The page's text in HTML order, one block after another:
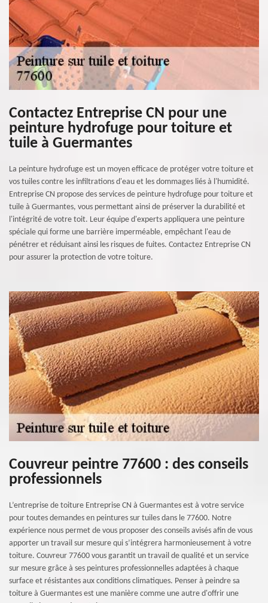
Contactez Entreprise CN pour une
peinture hydrofuge pour toiture et
tuile à Guermantes
La peinture hydrofuge est un moyen efficace de protéger votre toiture et
vos tuiles contre les infiltrations d'eau et les dommages liés à l'humidité.
Entreprise CN propose des services de peinture hydrofuge pour toiture et
tuile à Guermantes, vous permettant ainsi de préserver la durabilité et
l'intégrité de votre toit. Leur équipe d'experts appliquera une peinture
spéciale qui forme une barrière imperméable, empêchant l'eau de
pénétrer et réduisant ainsi les risques de fuites. Contactez Entreprise CN
pour assurer la protection de votre toiture.
Couvreur peintre 77600 : des conseils
professionnels
L’entreprise de toiture Entreprise CN à Guermantes est à votre service
pour toutes demandes en peintures sur tuiles dans le 77600. Notre
expérience nous permet de vous proposer des conseils avisés afin de vous
apporter un travail sur mesure qui s’intégrera harmonieusement à votre
toiture. Couvreur 77600 vous garantit un travail de qualité et un service
sur mesure grâce à ses peintures professionnelles adaptées à chaque
surface et résistantes aux conditions climatiques. Penser à peindre sa
toiture à Guermantes est une manière comme une autre d'offrir une